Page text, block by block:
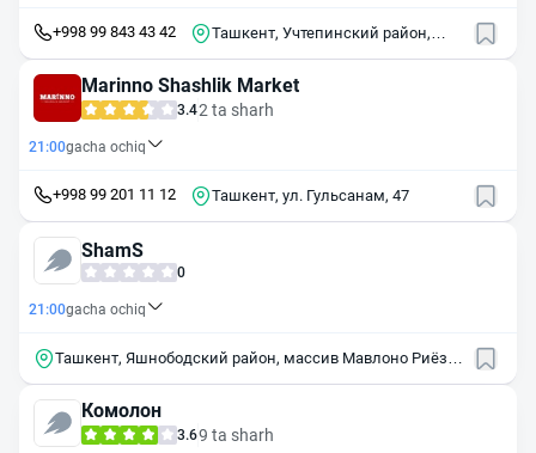
+998 99 843 43 42
Ташкент, Учтепинский район,
Marinno Shashlik Market
3.42 ta sharh
21:00gacha ochiq
+998 99 201 11 12 Ташкент, ул. Гульсанам, 47
ShamS
0
21:00gacha ochiq
Ташкент, Яшнободский район, массив Мавлоно Риёзи,
Комолон
3.69 ta sharh